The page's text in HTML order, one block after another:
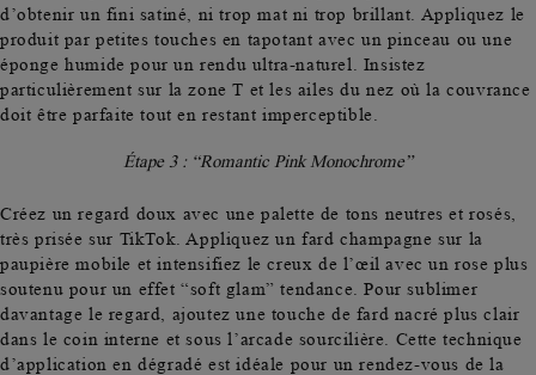
d’obtenir un fini satiné, ni trop mat ni trop brillant. Appliquez le
produit par petites touches en tapotant avec un pinceau ou une
éponge humide pour un rendu ultra-naturel. Insistez
particulièrement sur la zone T et les ailes du nez où la couvrance
doit être parfaite tout en restant imperceptible.
Étape 3 : “Romantic Pink Monochrome”
Créez un regard doux avec une palette de tons neutres et rosés
très prisée sur TikTok. Appliquez un fard champagne sur la
paupière mobile et intensifiez le creux de l’œil avec un rose plus
soutenu pour un effet “soft glam” tendance. Pour sublimer
davantage le regard, ajoutez une touche de fard nacré plus clair
dans le coin interne et sous l’arcade sourcilière. Cette technique
d’application en dégradé est idéale pour un rendez-vous de la